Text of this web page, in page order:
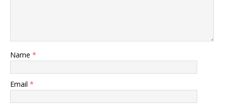
Name *
Email *